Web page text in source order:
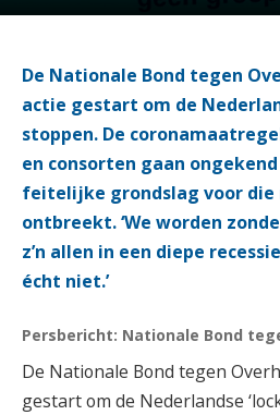
De Nationale Bond tegen
actie gestart om de
stoppen. De
en consorten gaan
feitelijke grondslag voor
ontbreekt. ‘We worden
z’n allen in een diepe
écht niet.’
Persbericht: Nationale Bond
De Nationale Bond tegen
gestart om de Nederlandse